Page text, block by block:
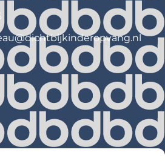
dichtbijkinderopvang.nl